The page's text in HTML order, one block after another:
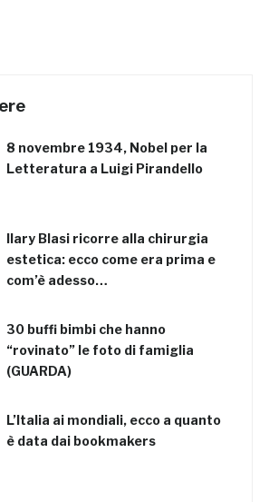
8 novembre 1934, Nobel per la
Letteratura a Luigi Pirandello
Ilary Blasi ricorre alla chirurgia
estetica: ecco come era prima e
com’è adesso…
30 buffi bimbi che hanno
“rovinato” le foto di famiglia
(GUARDA)
L’Italia ai mondiali, ecco a quanto
è data dai bookmakers